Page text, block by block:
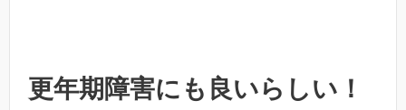
更年期障害にも良いらしい！